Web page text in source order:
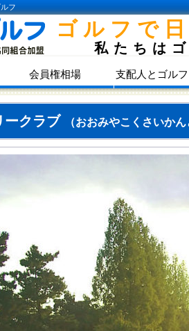
フ
ゴルフで
私たちは
会員権相場 支配人とゴル
ークラブ （おおみやこくさいか